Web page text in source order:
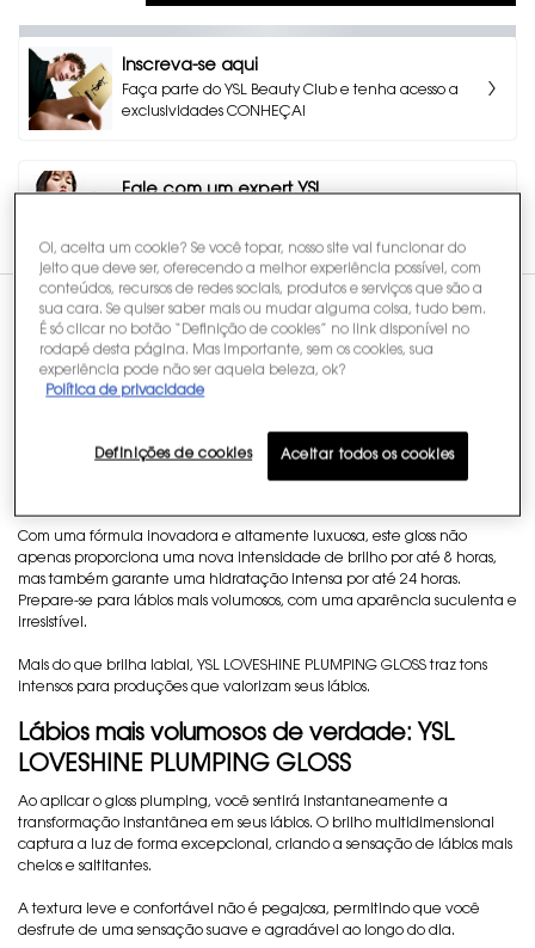
Inscreva-se aqui
Faça parte do YSL Beauty Club e tenha acesso a
exclusividades CONHEÇA!
Fale com um expert YSL
Descrição
YSL LOVESHINE PLUMPING GLOSS: O gloss
labial hidratante de YSL Beauty
Com uma fórmula inovadora e altamente luxuosa, este gloss não
apenas proporciona uma nova intensidade de brilho por até 8 horas,
mas também garante uma hidratação intensa por até 24 horas.
Prepare-se para lábios mais volumosos, com uma aparência suculenta e
irresistível.
Mais do que brilha labial, YSL LOVESHINE PLUMPING GLOSS traz tons
intensos para produções que valorizam seus lábios.
Lábios mais volumosos de verdade: YSL
LOVESHINE PLUMPING GLOSS
Ao aplicar o gloss plumping, você sentirá instantaneamente a
transformação instantânea em seus lábios. O brilho multidimensional
captura a luz de forma excepcional, criando a sensação de lábios mais
cheios e saltitantes.
A textura leve e confortável não é pegajosa, permitindo que você
desfrute de uma sensação suave e agradável ao longo do dia.
Oi, aceita um cookie? Se você topar, nosso site vai funcionar do
jeito que deve ser, oferecendo a melhor experiência possível, com
conteúdos, recursos de redes sociais, produtos e serviços que são a
sua cara. Se quiser saber mais ou mudar alguma coisa, tudo bem.
É só clicar no botão “Definição de cookies” no link disponível no
rodapé desta página. Mas importante, sem os cookies, sua
experiência pode não ser aquela beleza, ok?
Política de privacidade
Definições de cookies Aceitar todos os cookies